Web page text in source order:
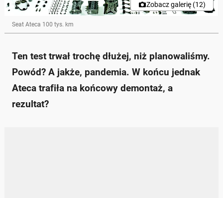
Zobacz galerię (12)
Seat Ateca 100 tys. km
Ten test trwał trochę dłużej, niż planowaliśmy.
Powód? A jakże, pandemia. W końcu jednak
Ateca trafiła na końcowy demontaż, a
rezultat?